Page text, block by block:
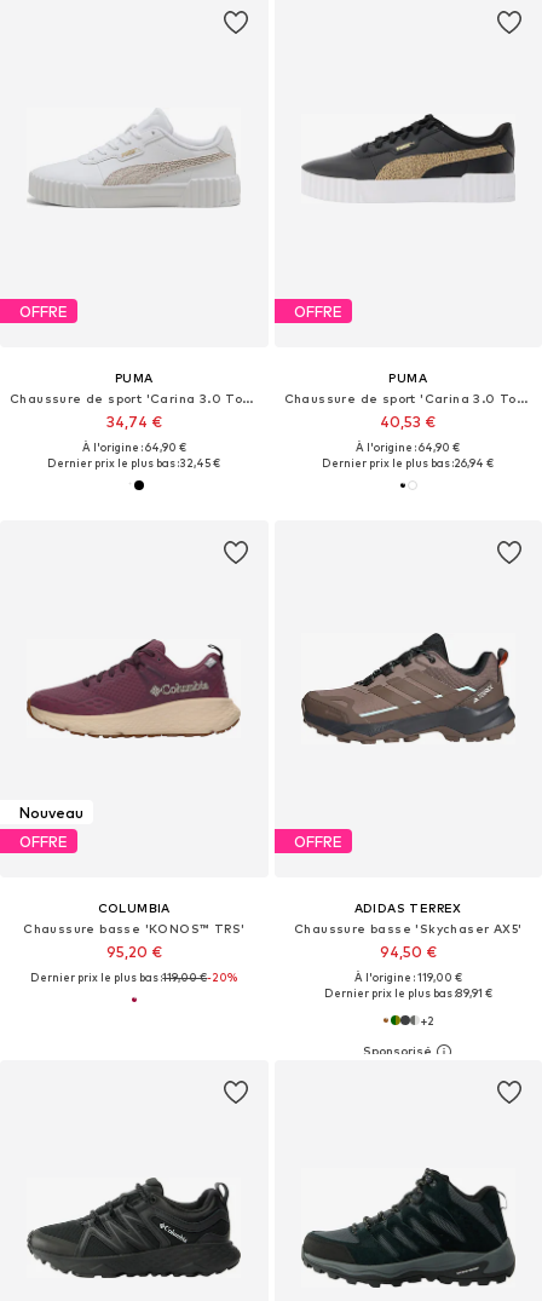
OFFRE
PUMA
Chaussure de sport 'Carina 3.0 Topcat'
34,74 €
À l'origine : 64,90 €
Dernier prix le plus bas :32,45 €
OFFRE
PUMA
Chaussure de sport 'Carina 3.0 Topcat'
40,53 €
À l'origine : 64,90 €
Dernier prix le plus bas :26,94 €
Nouveau
OFFRE
COLUMBIA
Chaussure basse 'KONOS™ TRS'
95,20 €
Dernier prix le plus bas :119,00 €-20%
OFFRE
ADIDAS TERREX
Chaussure basse 'Skychaser AX5'
94,50 €
À l'origine : 119,00 €
Dernier prix le plus bas :89,91 €
+2